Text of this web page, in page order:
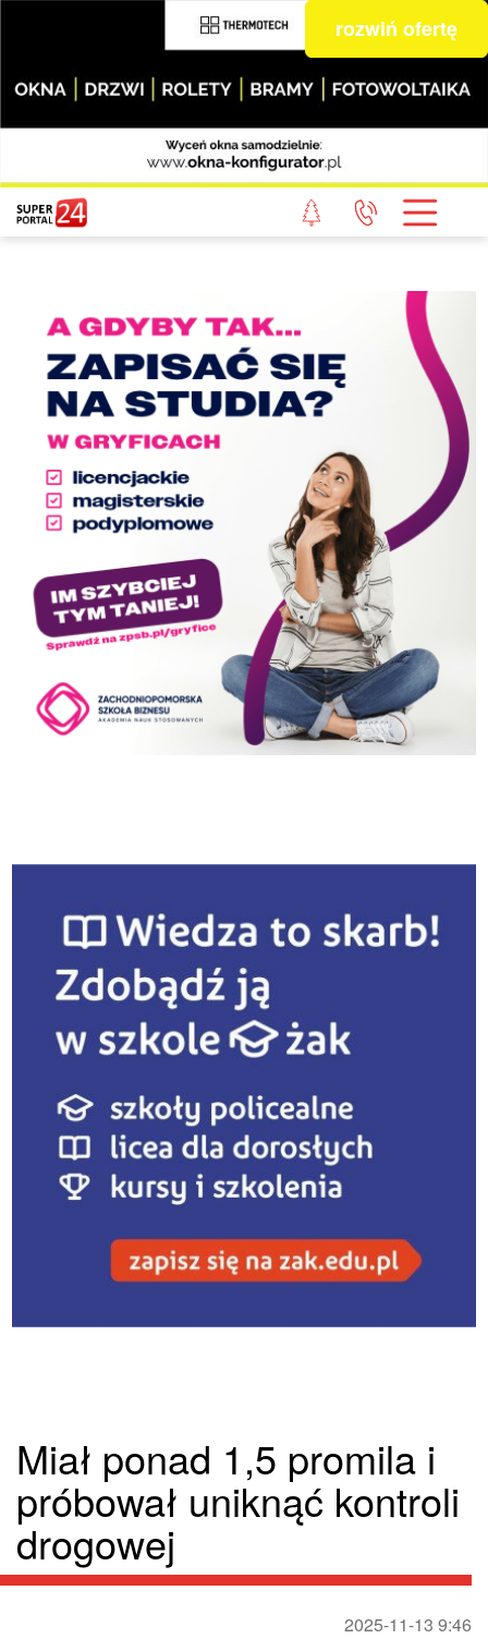
rozwiń ofertę
Miał ponad 1,5 promila i
próbował uniknąć kontroli
drogowej
2025-11-13 9:46
STRONA GŁÓWNA
POWIAT GRYFICKI
WIADOMOŚCI Z LASU
STUDIO SUPERPORTALU
KONTAKT
REDAKCJA
REGULAMIN